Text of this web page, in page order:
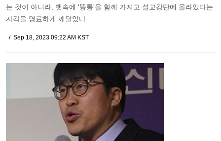
는 것이 아니라, 뱃속에 '똥통'을 함께 가지고 설교강단에 올라있다는
자각을 명료하게 깨달았다.…
Sep 18, 2023 09:22 AM KST